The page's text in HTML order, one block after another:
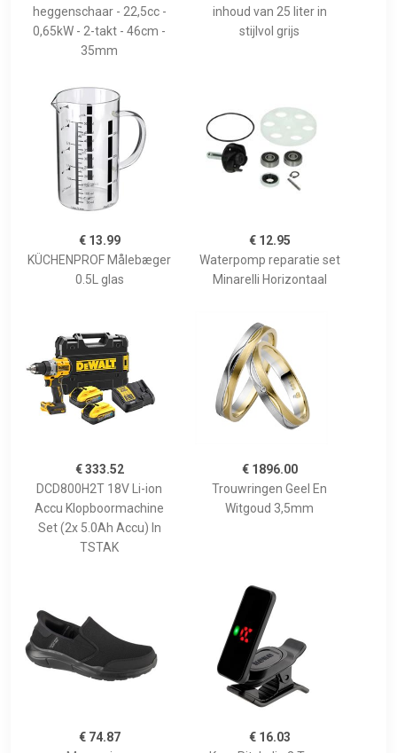
heggenschaar - 22,5cc -
0,65kW - 2-takt - 46cm -
35mm
inhoud van 25 liter in
stijlvol grijs
€ 13.99
KÜCHENPROF Målebæger
0.5L glas
€ 12.95
Waterpomp reparatie set
Minarelli Horizontaal
€ 333.52
DCD800H2T 18V Li-ion
Accu Klopboormachine
Set (2x 5.0Ah Accu) In
TSTAK
€ 1896.00
Trouwringen Geel En
Witgoud 3,5mm
€ 74.87
€ 16.03